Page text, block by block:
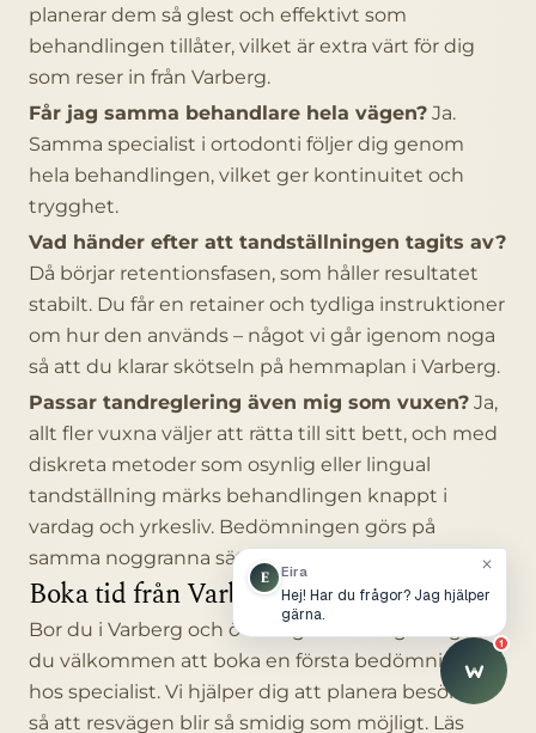
planerar dem så glest och effektivt som
behandlingen tillåter, vilket är extra värt för dig
som reser in från Varberg.
Får jag samma behandlare hela vägen? Ja.
Samma specialist i ortodonti följer dig genom
hela behandlingen, vilket ger kontinuitet och
trygghet.
Vad händer efter att tandställningen tagits av?
Då börjar retentionsfasen, som håller resultatet
stabilt. Du får en retainer och tydliga instruktioner
om hur den används – något vi går igenom noga
så att du klarar skötseln på hemmaplan i Varberg.
Passar tandreglering även mig som vuxen? Ja,
allt fler vuxna väljer att rätta till sitt bett, och med
diskreta metoder som osynlig eller lingual
tandställning märks behandlingen knappt i
vardag och yrkesliv. Bedömningen görs på
samma noggranna sätt oavsett ålder.
Boka tid från Varberg
Bor du i Varberg och överväger tandreglering är
du välkommen att boka en första bedömning
hos specialist. Vi hjälper dig att planera besöken
så att resvägen blir så smidig som möjligt. Läs
E Eira
Hej! Har du frågor? Jag hjälper
gärna.
close
1